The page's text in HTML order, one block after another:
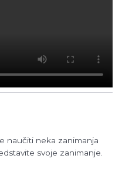
08:29
08:37
naučiti neka zanimanja
svoje zanimanje.